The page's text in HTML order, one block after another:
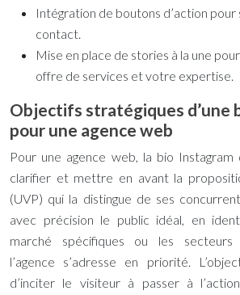
Intégration de boutons d’action pour
contact.
Mise en place de stories à la une
offre de services et votre expertise.
Objectifs stratégiques d’une
pour une agence web
Pour une agence web, la bio
clarifier et mettre en avant la
(UVP) qui la distingue de ses
avec précision le public idéal, en
marché spécifiques ou les secteurs
l’agence s’adresse en priorité.
d’inciter le visiteur à passer à